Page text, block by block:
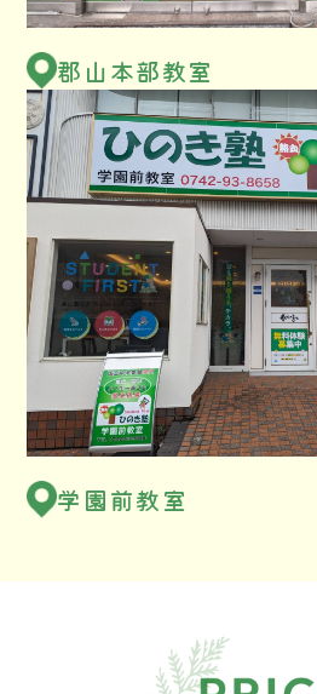
郡山本部教室
学園前教室